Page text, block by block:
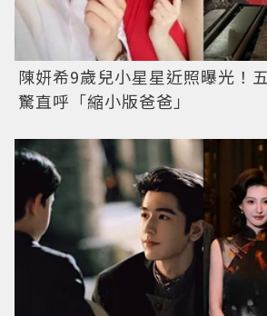
陳妍希9歲兒小星星近照曝光！
驚直呼「縮小版爸爸」